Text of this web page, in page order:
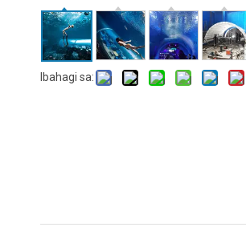
Ibahagi sa: